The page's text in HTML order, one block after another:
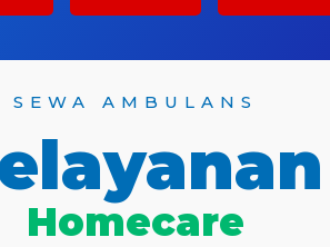
SEWA AMBULANS
Homecare